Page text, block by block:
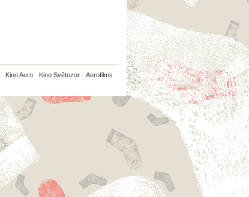
Kino Aero Kino Světozor Aerofilms